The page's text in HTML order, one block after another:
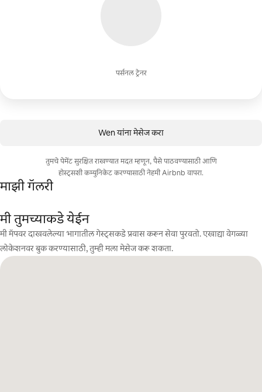
पर्सनल ट्रेनर
Wen यांना मेसेज करा
तुमचे पेमेंट सुरक्षित राखण्यात मदत म्हणून, पैसे पाठवण्यासाठी आणि
होस्ट्सशी कम्युनिकेट करण्यासाठी नेहमी Airbnb वापरा.
माझी गॅलरी
मी तुमच्याकडे येईन
मी मॅपवर दाखवलेल्या भागातील गेस्ट्सकडे प्रवास करून सेवा पुरवतो. एखाद्या वेगळ्या
लोकेशनवर बुक करण्यासाठी, तुम्ही मला मेसेज करू शकता.